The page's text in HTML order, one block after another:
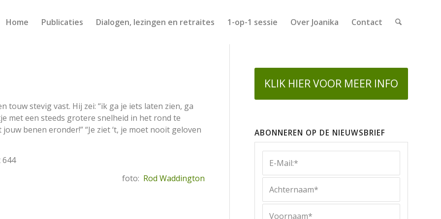
Home Publicaties Dialogen, lezingen en retraites 1-op-1 sessie Over Joanika Contact
touw stevig vast. Hij zei: “ik ga je iets laten zien, ga
met een steeds grotere snelheid in het rond te
benen eronder!” “Je ziet ‘t, je moet nooit geloven
644
foto: Rod Waddington
KLIK HIER VOOR MEER INFO
ABONNEREN OP DE NIEUWSBRIEF